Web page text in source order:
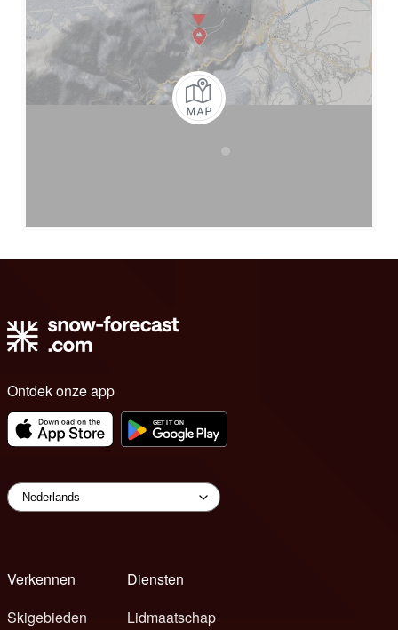
Ontdek onze app
Verkennen
Skigebieden
Diensten
Lidmaatschap